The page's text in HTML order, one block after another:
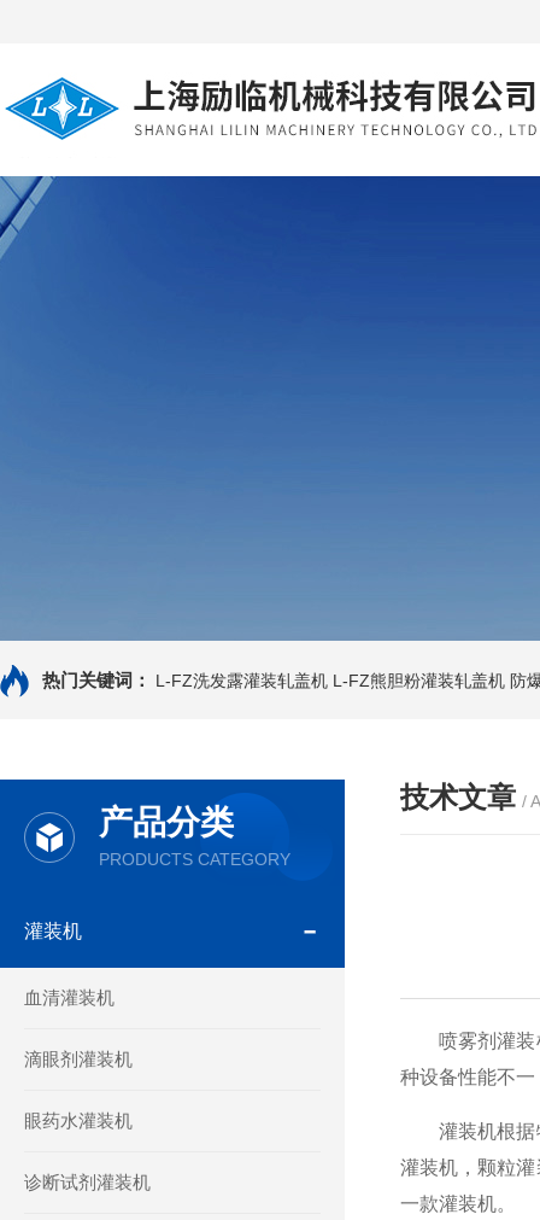
热门关键词： L-FZ洗发露灌装轧盖机 L-FZ熊胆粉灌装轧盖机 防
产品分类
PRODUCTS CATEGORY
灌装机
血清灌装机
滴眼剂灌装机
眼药水灌装机
诊断试剂灌装机
技术文章 /
喷雾剂灌装机
种设备性能不
灌装机根据物
灌装机，颗粒
一款灌装机。